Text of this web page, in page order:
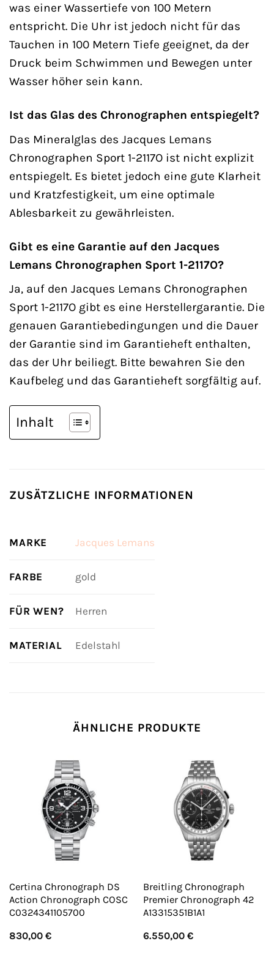
was einer Wassertiefe von 100 Metern
entspricht. Die Uhr ist jedoch nicht für das
Tauchen in 100 Metern Tiefe geeignet, da der
Druck beim Schwimmen und Bewegen unter
Wasser höher sein kann.
Ist das Glas des Chronographen entspiegelt?
Das Mineralglas des Jacques Lemans
Chronographen Sport 1-2117O ist nicht explizit
entspiegelt. Es bietet jedoch eine gute Klarheit
und Kratzfestigkeit, um eine optimale
Ablesbarkeit zu gewährleisten.
Gibt es eine Garantie auf den Jacques
Lemans Chronographen Sport 1-2117O?
Ja, auf den Jacques Lemans Chronographen
Sport 1-2117O gibt es eine Herstellergarantie. Die
genauen Garantiebedingungen und die Dauer
der Garantie sind im Garantieheft enthalten,
das der Uhr beiliegt. Bitte bewahren Sie den
Kaufbeleg und das Garantieheft sorgfältig auf.
Inhalt
ZUSÄTZLICHE INFORMATIONEN
MARKE Jacques Lemans
FARBE gold
FÜR WEN? Herren
MATERIAL Edelstahl
ÄHNLICHE PRODUKTE
Certina Chronograph DS
Action Chronograph COSC
C0324341105700
830,00 €
Breitling Chronograph
Premier Chronograph 42
A13315351B1A1
6.550,00 €